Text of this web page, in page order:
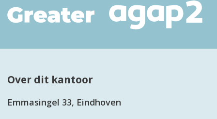
Over dit kantoor
Emmasingel 33, Eindhoven